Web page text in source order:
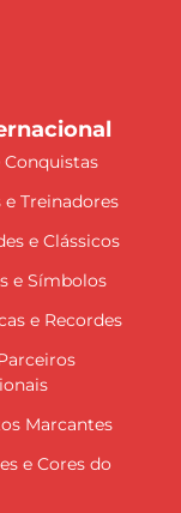
e Treinadores
e Clássicos
e Símbolos
e Recordes
Marcantes
e Cores do